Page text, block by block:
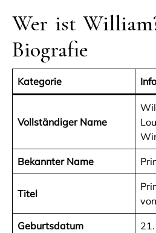
Wer ist
Biografie
Kategorie
Vollständiger Name
Bekannter Name
Titel
Geburtsdatum